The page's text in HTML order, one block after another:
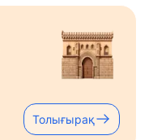
Толығырақ